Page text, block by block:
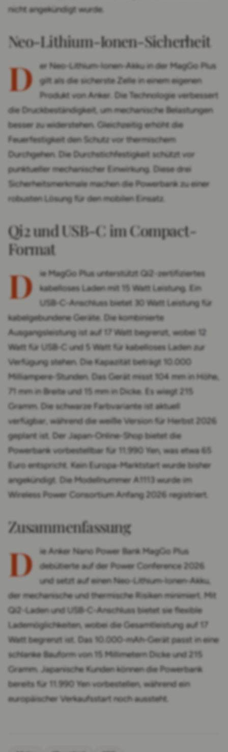
nicht angekündigt wurde.
Neo-Lithium-Ionen-Sicherheit
D
er Neo-Lithium-Ionen-Akku in der MagGo Plus
gilt als die sicherste Zelle in einem eigenen
Produkt von Anker. Die Technologie verbessert
die Druckbeständigkeit, um mechanische Belastungen
besser zu widerstehen. Gleichzeitig erhöht die
Feuerfestigkeit den Schutz vor thermischem
Durchgehen. Die Durchstichfestigkeit schützt vor
punktueller mechanischer Einwirkung. Diese drei
Sicherheitsmerkmale machen die Powerbank zu einer
robusten Lösung für den mobilen Einsatz.
Qi2 und USB-C im Compact-
Format
D
ie MagGo Plus unterstützt Qi2-zertifiziertes
kabelloses Laden mit 15 Watt Leistung. Ein
USB-C-Anschluss bietet 30 Watt Leistung für
kabelgebundene Geräte. Die kombinierte
Ausgangsleistung ist auf 17 Watt begrenzt, wobei 12
Watt für USB-C und 5 Watt für kabelloses Laden zur
Verfügung stehen. Die Kapazität beträgt 10.000
Milliampere-Stunden. Das Gerät misst 104 mm in Höhe,
71 mm in Breite und 15 mm in Dicke. Es wiegt 215
Gramm. Die schwarze Farbvariante ist aktuell
verfügbar, während die weiße Version für Herbst 2026
geplant ist. Der Japan-Online-Shop bietet die
Powerbank vorbestellbar für 11.990 Yen, was etwa 65
Euro entspricht. Kein Europa-Marktstart wurde bisher
angekündigt. Die Modellnummer A1113 wurde im
Wireless Power Consortium Anfang 2026 registriert.
Zusammenfassung
D
ie Anker Nano Power Bank MagGo Plus
debütierte auf der Power Conference 2026
und setzt auf einen Neo-Lithium-Ionen-Akku,
der mechanische und thermische Risiken minimiert. Mit
Qi2-Laden und USB-C-Anschluss bietet sie flexible
Lademöglichkeiten, wobei die Gesamtleistung auf 17
Watt begrenzt ist. Das 10.000-mAh-Gerät passt in eine
schlanke Bauform von 15 Millimetern Dicke und 215
Gramm. Japanische Kunden können die Powerbank
bereits für 11.990 Yen vorbestellen, während ein
europäischer Verkaufsstart noch aussteht.